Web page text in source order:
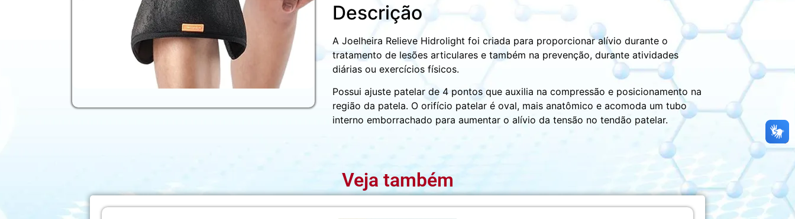
Descrição
A Joelheira Relieve Hidrolight foi criada para proporcionar alívio durante o
tratamento de lesões articulares e também na prevenção, durante atividades
diárias ou exercícios físicos.
Possui ajuste patelar de 4 pontos que auxilia na compressão e posicionamento na
região da patela. O orifício patelar é oval, mais anatômico e acomoda um tubo
interno emborrachado para aumentar o alívio da tensão no tendão patelar.
Veja também